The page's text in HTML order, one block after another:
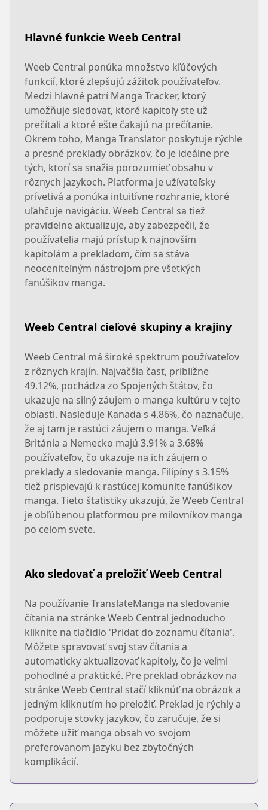
Hlavné funkcie Weeb Central
Weeb Central ponúka množstvo kľúčových
funkcií, ktoré zlepšujú zážitok používateľov.
Medzi hlavné patrí Manga Tracker, ktorý
umožňuje sledovať, ktoré kapitoly ste už
prečítali a ktoré ešte čakajú na prečítanie.
Okrem toho, Manga Translator poskytuje rýchle
a presné preklady obrázkov, čo je ideálne pre
tých, ktorí sa snažia porozumieť obsahu v
rôznych jazykoch. Platforma je užívateľsky
prívetivá a ponúka intuitívne rozhranie, ktoré
uľahčuje navigáciu. Weeb Central sa tiež
pravidelne aktualizuje, aby zabezpečil, že
používatelia majú prístup k najnovším
kapitolám a prekladom, čím sa stáva
neoceniteľným nástrojom pre všetkých
fanúšikov manga.
Weeb Central cieľové skupiny a krajiny
Weeb Central má široké spektrum používateľov
z rôznych krajín. Najväčšia časť, približne
49.12%, pochádza zo Spojených štátov, čo
ukazuje na silný záujem o manga kultúru v tejto
oblasti. Nasleduje Kanada s 4.86%, čo naznačuje,
že aj tam je rastúci záujem o manga. Veľká
Británia a Nemecko majú 3.91% a 3.68%
používateľov, čo ukazuje na ich záujem o
preklady a sledovanie manga. Filipíny s 3.15%
tiež prispievajú k rastúcej komunite fanúšikov
manga. Tieto štatistiky ukazujú, že Weeb Central
je obľúbenou platformou pre milovníkov manga
po celom svete.
Ako sledovať a preložiť Weeb Central
Na používanie TranslateManga na sledovanie
čítania na stránke Weeb Central jednoducho
kliknite na tlačidlo 'Pridať do zoznamu čítania'.
Môžete spravovať svoj stav čítania a
automaticky aktualizovať kapitoly, čo je veľmi
pohodlné a praktické. Pre preklad obrázkov na
stránke Weeb Central stačí kliknúť na obrázok a
jedným kliknutím ho preložiť. Preklad je rýchly a
podporuje stovky jazykov, čo zaručuje, že si
môžete užiť manga obsah vo svojom
preferovanom jazyku bez zbytočných
komplikácií.